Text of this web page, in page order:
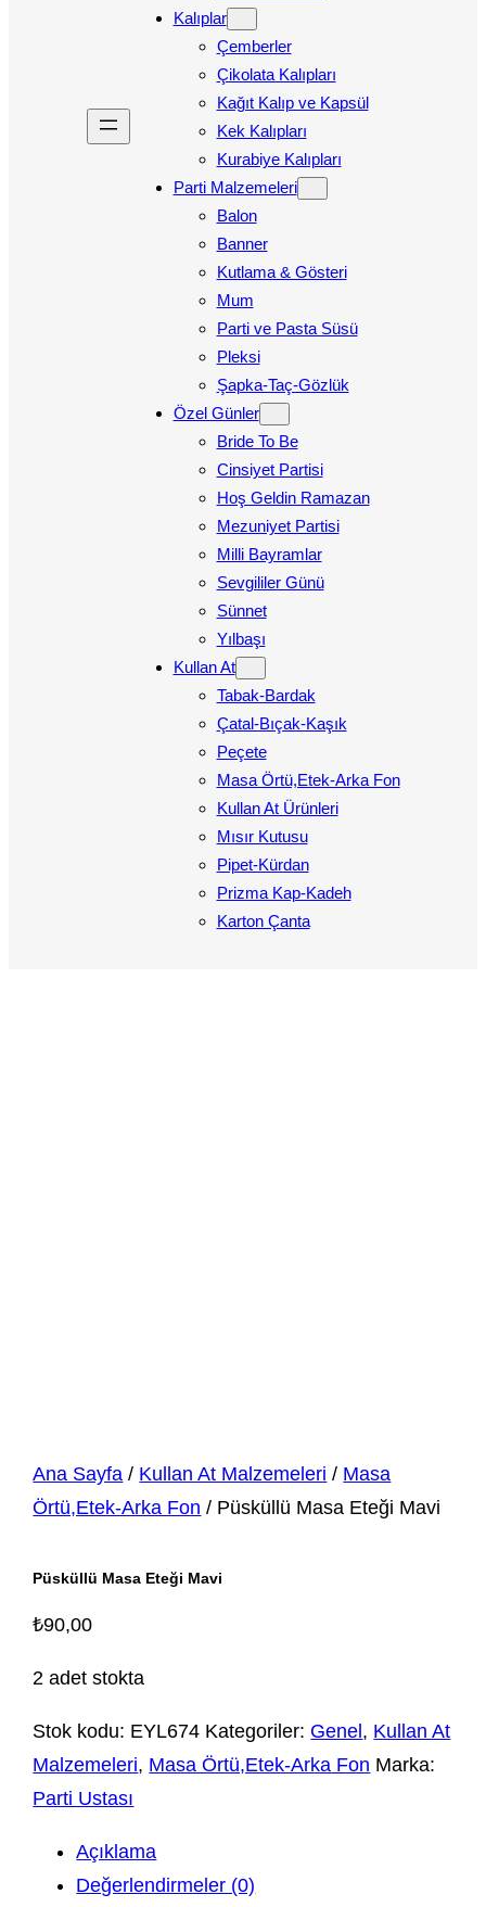
Kalıplar
Çemberler
Çikolata Kalıpları
Kağıt Kalıp ve Kapsül
Kek Kalıpları
Kurabiye Kalıpları
Parti Malzemeleri
Balon
Banner
Kutlama & Gösteri
Mum
Parti ve Pasta Süsü
Pleksi
Şapka-Taç-Gözlük
Özel Günler
Bride To Be
Cinsiyet Partisi
Hoş Geldin Ramazan
Mezuniyet Partisi
Milli Bayramlar
Sevgililer Günü
Sünnet
Yılbaşı
Kullan At
Tabak-Bardak
Çatal-Bıçak-Kaşık
Peçete
Masa Örtü,Etek-Arka Fon
Kullan At Ürünleri
Mısır Kutusu
Pipet-Kürdan
Prizma Kap-Kadeh
Karton Çanta
Ana Sayfa / Kullan At Malzemeleri / Masa
Örtü,Etek-Arka Fon / Püsküllü Masa Eteği Mavi
Püsküllü Masa Eteği Mavi
₺90,00
2 adet stokta
Stok kodu: EYL674 Kategoriler: Genel , Kullan At
Malzemeleri, Masa Örtü,Etek-Arka Fon Marka:
Parti Ustası
Açıklama
Değerlendirmeler (0)